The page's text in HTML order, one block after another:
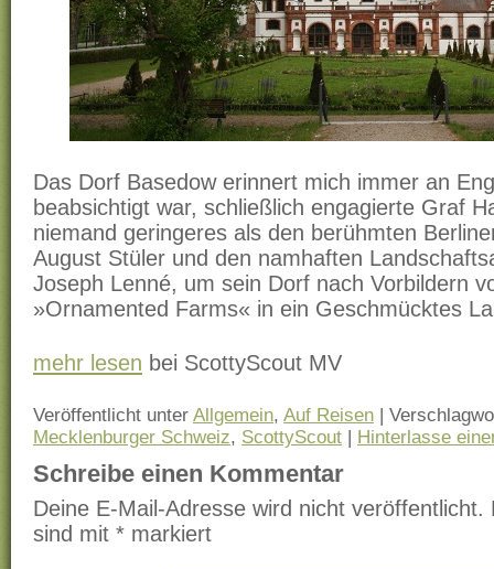
Das Dorf Basedow erinnert mich immer an
beabsichtigt war, schließlich engagierte Graf
niemand geringeres als den berühmten
August Stüler und den namhaften
Joseph Lenné, um sein Dorf nach Vorbildern
»Ornamented Farms« in ein Geschmücktes
mehr lesen bei ScottyScout MV
Veröffentlicht unter Allgemein, Auf Reisen |
Mecklenburger Schweiz, ScottyScout | Hinterlasse
Schreibe einen Kommentar
Deine E-Mail-Adresse wird nicht veröffentlicht.
sind mit * markiert